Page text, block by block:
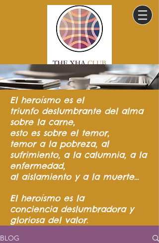
El heroísmo es el
triunfo deslumbrante del alma
sobre la carne,
esto es sobre el temor,
temor a la pobreza, al
sufrimiento, a la calumnia, a la
enfermedad,
al aislamiento y a la muerte…
El heroísmo es la
conciencia deslumbradora y
gloriosa del valor.
BLOG